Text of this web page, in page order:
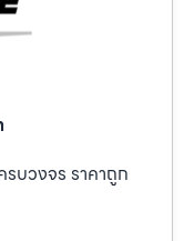
บวงจร ราคาถูก